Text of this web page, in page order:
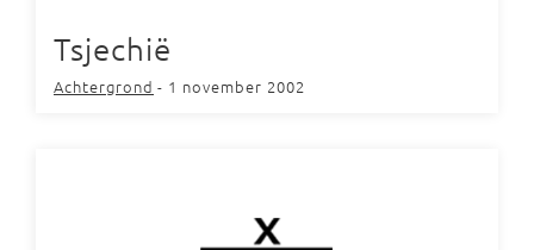
Tsjechië
Achtergrond - 1 november 2002